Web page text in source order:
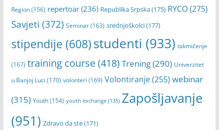
Region(156) repertoar(236) Republika Srpska(175) RYCO(275)
Savjeti (372) Seminar(163) srednjoškolci(177)
stipendije (608)studenti (933) takmičenje
(167) training course(418) Trening(290) Univerzitet
u Banjoj Luci (170) volonteri (169) Volontiranje(255) webinar
(315) Youth(154) youth exchange(135) Zapošljavanje
(951) Zdravo da ste(171)